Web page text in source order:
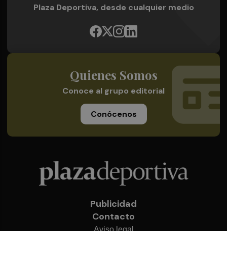
Plaza Deportiva, desde cualquier medio
Quienes Somos
Conoce al grupo editorial
Conócenos
Publicidad
Contacto
Aviso legal